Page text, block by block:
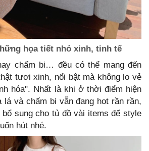
họa tiết nhỏ xinh, tinh tế
chấm bi… đều có thể mang đến
tươi xinh, nổi bật mà không lo vẻ
hóa". Nhất là khi ở thời điểm hiện
lá và chấm bi vẫn đang hot rần rần,
bổ sung cho tủ đồ vài items để style
hút nhé.